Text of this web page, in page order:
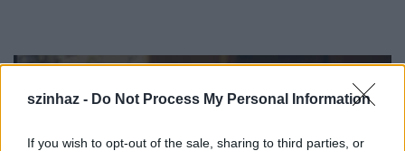
szinhaz - Do Not Process My Personal Information
If you wish to opt-out of the sale, sharing to third parties, or